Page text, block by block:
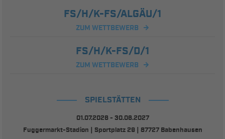
FS/H/K-FS/ALGÄU/1
ZUM WETTBEWERB
FS/H/K-FS/D/1
ZUM WETTBEWERB
SPIELSTÄTTEN
01.07.2026 - 30.06.2027
Fuggermarkt-Stadion | Sportplatz 29 | 87727 Babenhausen